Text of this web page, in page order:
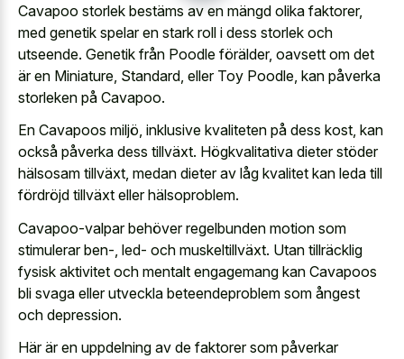
Cavapoo storlek bestäms av en mängd olika faktorer,
med genetik spelar en stark roll i dess storlek och
utseende. Genetik från Poodle förälder, oavsett om det
är en Miniature, Standard, eller Toy Poodle, kan påverka
storleken på Cavapoo.
En Cavapoos miljö, inklusive kvaliteten på dess kost, kan
också påverka dess tillväxt. Högkvalitativa dieter stöder
hälsosam tillväxt, medan dieter av låg kvalitet kan leda till
fördröjd tillväxt eller hälsoproblem.
Cavapoo-valpar behöver regelbunden motion som
stimulerar ben-, led- och muskeltillväxt. Utan tillräcklig
fysisk aktivitet och mentalt engagemang kan Cavapoos
bli svaga eller utveckla beteendeproblem som ångest
och depression.
Här är en uppdelning av de faktorer som påverkar